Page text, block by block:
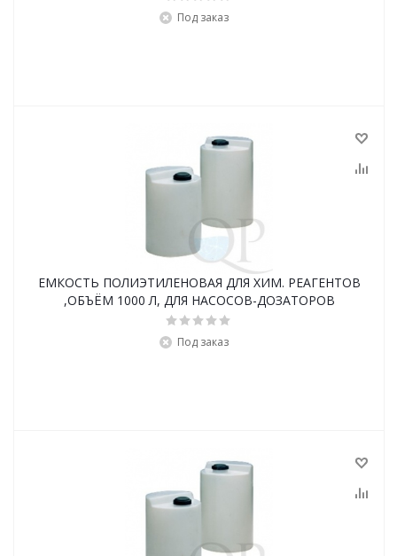
Под заказ
ЕМКОСТЬ ПОЛИЭТИЛЕНОВАЯ ДЛЯ ХИМ. РЕАГЕНТОВ
,ОБЪЁМ 1000 Л, ДЛЯ НАСОСОВ-ДОЗАТОРОВ
Под заказ